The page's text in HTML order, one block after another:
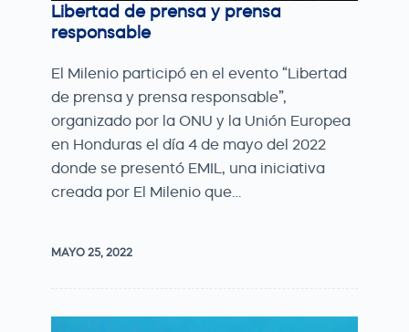
Libertad de prensa y prensa
responsable
El Milenio participó en el evento “Libertad
de prensa y prensa responsable”,
organizado por la ONU y la Unión Europea
en Honduras el día 4 de mayo del 2022
donde se presentó EMIL, una iniciativa
creada por El Milenio que…
MAYO 25, 2022